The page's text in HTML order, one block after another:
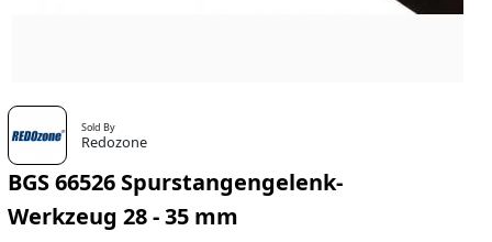
Sold By
Redozone
BGS 66526 Spurstangengelenk-
Werkzeug 28 - 35 mm